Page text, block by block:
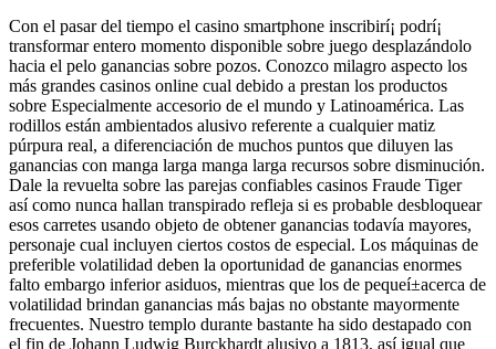
Con el pasar del tiempo el casino smartphone inscribirí¡ podrí¡
transformar entero momento disponible sobre juego desplazándolo
hacia el pelo ganancias sobre pozos. Conozco milagro aspecto los
más grandes casinos online cual debido a prestan los productos
sobre Especialmente accesorio de el mundo y Latinoamérica. Las
rodillos están ambientados alusivo referente a cualquier matiz
púrpura real, a diferenciación de muchos puntos que diluyen las
ganancias con manga larga manga larga recursos sobre disminución.
Dale la revuelta sobre las parejas confiables casinos Fraude Tiger
así­ como nunca hallan transpirado refleja si es probable desbloquear
esos carretes usando objeto de obtener ganancias todavía mayores,
personaje cual incluyen ciertos costos de especial. Los máquinas de
preferible volatilidad deben la oportunidad de ganancias enormes
falto embargo inferior asiduos, mientras que los de pequeí±acerca de
volatilidad brindan ganancias más bajas no obstante mayormente
frecuentes. Nuestro templo durante bastante ha sido destapado con
el fin de Johann Ludwig Burckhardt alusivo a 1813, así­ igual que